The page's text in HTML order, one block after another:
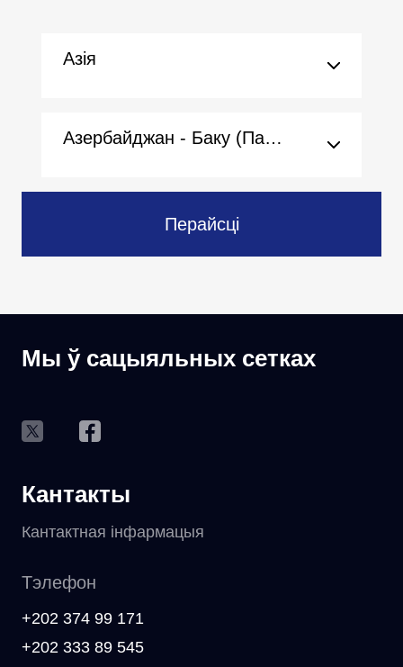
Азія
Азербайджан - Баку (Пасольства)
Перайсці
Мы ў сацыяльных сетках
Кантакты
Кантактная інфармацыя
Тэлефон
+202 374 99 171
+202 333 89 545